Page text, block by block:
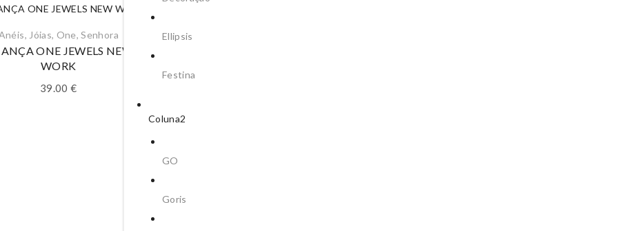
Ellipsis
Festina
Coluna2
GO
Goris
,Jóias, One,Senhora
ONE JEWELS NEW
WORK
39.00€